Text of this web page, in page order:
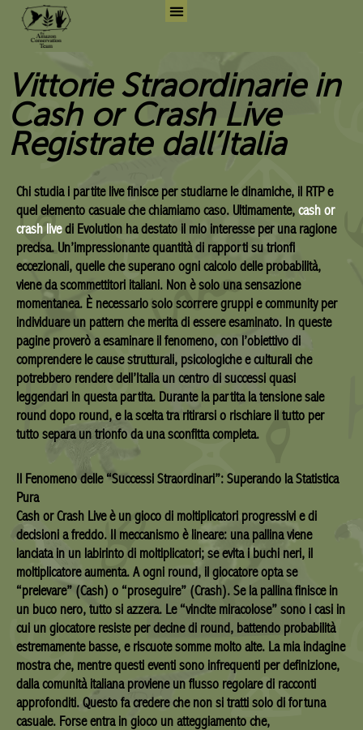
content
Vittorie Straordinarie in
Cash or Crash Live
Registrate dall’Italia
Chi studia i partite live finisce per studiarne le dinamiche, il RTP e
quel elemento casuale che chiamiamo caso. Ultimamente, cash or
crash livedi Evolution ha destato il mio interesse per una ragione
precisa. Un’impressionante quantità di rapporti su trionfi
eccezionali, quelle che superano ogni calcolo delle probabilità,
viene da scommettitori italiani. Non è solo una sensazione
momentanea. È necessario solo scorrere gruppi e community per
individuare un pattern che merita di essere esaminato. In queste
pagine proverò a esaminare il fenomeno, con l’obiettivo di
comprendere le cause strutturali, psicologiche e culturali che
potrebbero rendere dell’Italia un centro di successi quasi
leggendari in questa partita. Durante la partita la tensione sale
round dopo round, e la scelta tra ritirarsi o rischiare il tutto per
tutto separa un trionfo da una sconfitta completa.
Il Fenomeno delle “Successi Straordinari”: Superando la Statistica
Pura
Cash or Crash Live è un gioco di moltiplicatori progressivi e di
decisioni a freddo. Il meccanismo è lineare: una pallina viene
lanciata in un labirinto di moltiplicatori; se evita i buchi neri, il
moltiplicatore aumenta. A ogni round, il giocatore opta se
“prelevare” (Cash) o “proseguire” (Crash). Se la pallina finisce in
un buco nero, tutto si azzera. Le “vincite miracolose” sono i casi in
cui un giocatore resiste per decine di round, battendo probabilità
estremamente basse, e riscuote somme molto alte. La mia indagine
mostra che, mentre questi eventi sono infrequenti per definizione,
dalla comunità italiana proviene un flusso regolare di racconti
approfonditi. Questo fa credere che non si tratti solo di fortuna
casuale. Forse entra in gioco un atteggiamento che,